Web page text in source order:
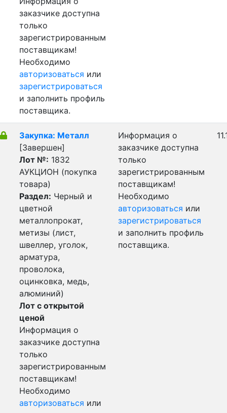
заказчике доступна
только
зарегистрированным
поставщикам!
Необходимо
авторизоваться или
зарегистрироваться
и заполнить профиль
поставщика.
Закупка: Металл
[Завершен]
Лот №: 1832
АУКЦИОН (покупка
товара)
Раздел: Черный и
цветной
металлопрокат,
метизы (лист,
швеллер, уголок,
арматура,
проволока,
оцинковка, медь,
алюминий)
Лот с открытой
ценой
Информация о
заказчике доступна
только
зарегистрированным
поставщикам!
Необходимо
авторизоваться или
Информация о
заказчике доступна
только
зарегистрированным
поставщикам!
Необходимо
авторизоваться или
зарегистрироваться
и заполнить профиль
поставщика.